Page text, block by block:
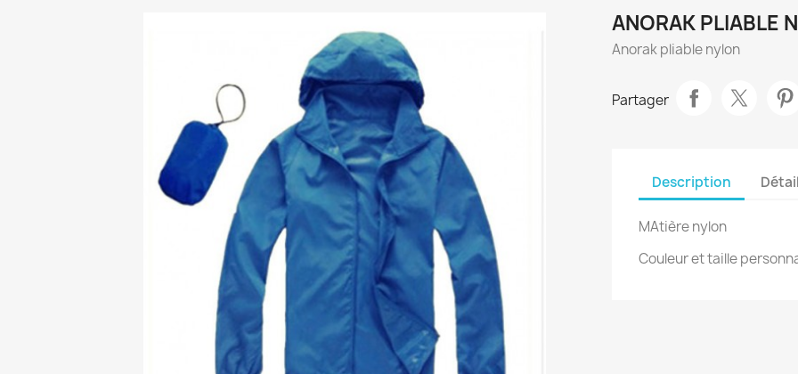
ANORAK PLIABLE
Anorak pliable nylon
Partager
Description
MAtière nylon
Couleur et taille